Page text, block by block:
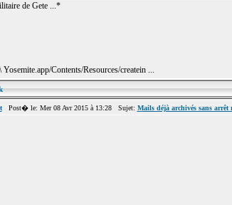
de Gete ...*
Contents/Resources/createin ...
Post� le: Mer 08 Avr 2015 à 13:28 Sujet: Mails déjà archivés sans arrêt